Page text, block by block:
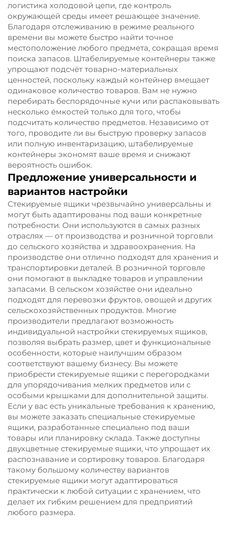
логистика холодовой цепи, где контроль
окружающей среды имеет решающее значение.
Благодаря отслеживанию в режиме реального
времени вы можете быстро найти точное
местоположение любого предмета, сокращая время
поиска запасов. Штабелируемые контейнеры также
упрощают подсчёт товарно-материальных
ценностей, поскольку каждый контейнер вмещает
одинаковое количество товаров. Вам не нужно
перебирать беспорядочные кучи или распаковывать
несколько ёмкостей только для того, чтобы
подсчитать количество предметов. Независимо от
того, проводите ли вы быструю проверку запасов
или полную инвентаризацию, штабелируемые
контейнеры экономят ваше время и снижают
вероятность ошибок.
Предложение универсальности и
вариантов настройки
Стекируемые ящики чрезвычайно универсальны и
могут быть адаптированы под ваши конкретные
потребности. Они используются в самых разных
отраслях — от производства и розничной торговли
до сельского хозяйства и здравоохранения. На
производстве они отлично подходят для хранения и
транспортировки деталей. В розничной торговле
они помогают в выкладке товаров и управлении
запасами. В сельском хозяйстве они идеально
подходят для перевозки фруктов, овощей и других
сельскохозяйственных продуктов. Многие
производители предлагают возможность
индивидуальной настройки стекируемых ящиков,
позволяя выбрать размер, цвет и функциональные
особенности, которые наилучшим образом
соответствуют вашему бизнесу. Вы можете
приобрести стекируемые ящики с перегородками
для упорядочивания мелких предметов или с
особыми крышками для дополнительной защиты.
Если у вас есть уникальные требования к хранению,
вы можете заказать специальные стекируемые
ящики, разработанные специально под ваши
товары или планировку склада. Также доступны
двухцветные стекируемые ящики, что упрощает их
распознавание и сортировку товаров. Благодаря
такому большому количеству вариантов
стекируемые ящики могут адаптироваться
практически к любой ситуации с хранением, что
делает их гибким решением для предприятий
любого размера.